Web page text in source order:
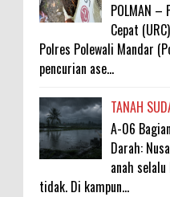
POLMAN –
Cepat
Polres Polewali Mandar
pencurian ase...
TANAH
A-06
Darah:
anah
tidak. Di kampun...